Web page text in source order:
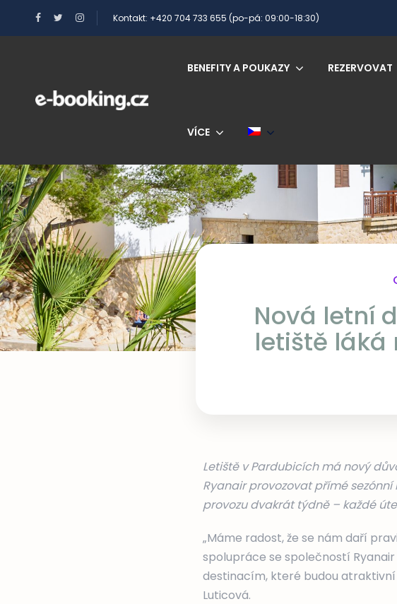
Kontakt: +420 704 733 655 (po-pá: 09:00-18:30)
BENEFITY A POUKAZY REZERVOVAT
VÍCE
Nová letní
letiště láká
Letiště v Pardubicích má nový
Ryanair provozovat přímé
provozu dvakrát týdně – každé
„Máme radost, že se nám daří
spolupráce se společností
destinacím, které budou
Luticová.